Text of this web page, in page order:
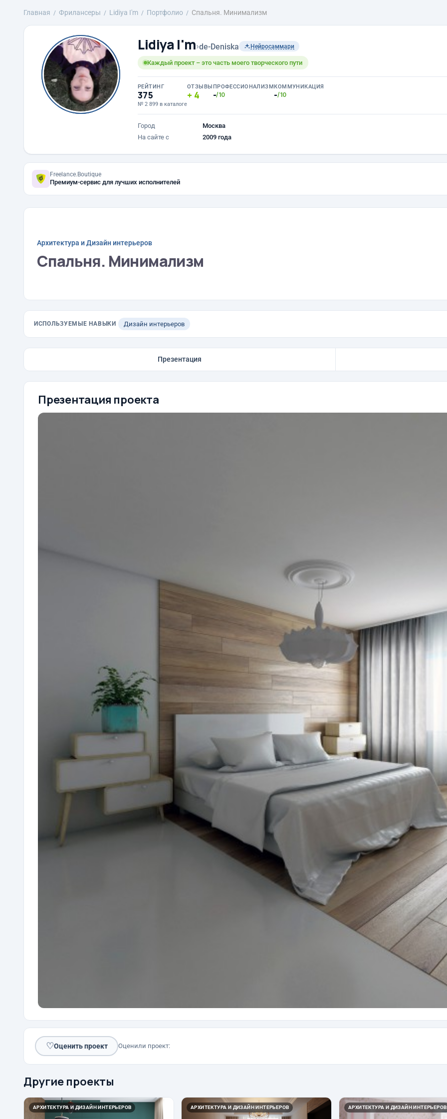
Главная Фрилансеры Lidiya I'm Портфолио Спальня. Минимализм
Lidiya I'm›de-Deniska Нейросаммари
Каждый проект – это часть моего творческого пути
РЕЙТИНГ
375
№ 2 899 в каталоге
ОТЗЫВЫ
4
ПРОФЕССИОНАЛИЗМ
-/10
КОММУНИКАЦИЯ
-/10
Город
Москва
На сайте с
2009 года
Freelance.Boutique
Премиум-сервис для лучших исполнителей
Архитектура и Дизайн интерьеров
Спальня. Минимализм
ИСПОЛЬЗУЕМЫЕ НАВЫКИ Дизайн интерьеров
Презентация
Презентация проекта
♡Оценить проект Оценили проект:
Другие проекты
АРХИТЕКТУРА И ДИЗАЙН ИНТЕРЬЕРОВ АРХИТЕКТУРА И ДИЗАЙН ИНТЕРЬЕРОВ АРХИТЕКТУРА И ДИЗАЙН ИНТЕРЬЕРОВ